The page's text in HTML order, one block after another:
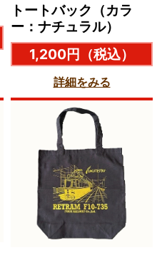
トートバック（カラ
ー：ナチュラル）
1,200円 （税込）
詳細をみる